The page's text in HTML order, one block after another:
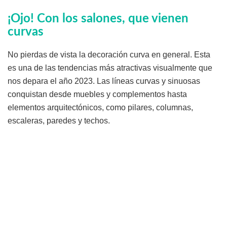
¡Ojo! Con los salones, que vienen
curvas
No pierdas de vista la decoración curva en general. Esta
es una de las tendencias más atractivas visualmente que
nos depara el año 2023. Las líneas curvas y sinuosas
conquistan desde muebles y complementos hasta
elementos arquitectónicos, como pilares, columnas,
escaleras, paredes y techos.